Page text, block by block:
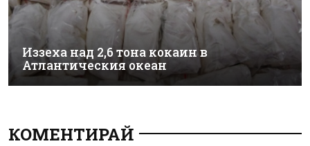
Иззеха над 2,6 тона кокаин в
Атлантическия океан
КОМЕНТИРАЙ